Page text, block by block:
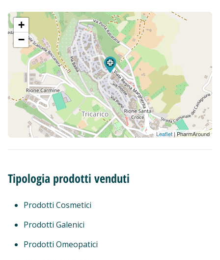
+
−
Leaflet | PharmAround
Tipologia prodotti venduti
Prodotti Cosmetici
Prodotti Galenici
Prodotti Omeopatici